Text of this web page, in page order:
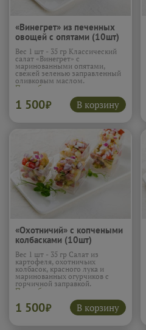
«Винегрет» из печенных
овощей с опятами (10шт)
Вес 1 шт - 35 гр Классический
салат «Винегрет» с
маринованными опятами,
свежей зеленью заправленный
оливковым маслом.
Подробнее...
1 500₽ В корзину
«Охотничий» с копчеными
колбасками (10шт)
Вес 1 шт - 35 гр Салат из
картофеля, охотничьих
колбасок, красного лука и
маринованных огурчиков с
горчичной заправкой.
Подробнее...
1 500₽ В корзину